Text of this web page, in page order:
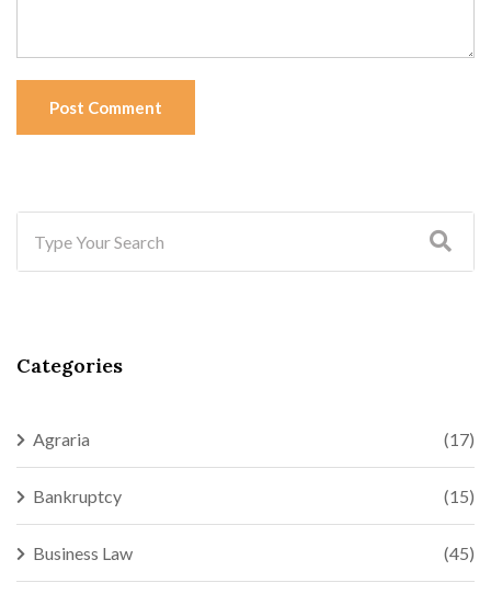
Post Comment
Categories
Agraria (17)
Bankruptcy (15)
Business Law (45)